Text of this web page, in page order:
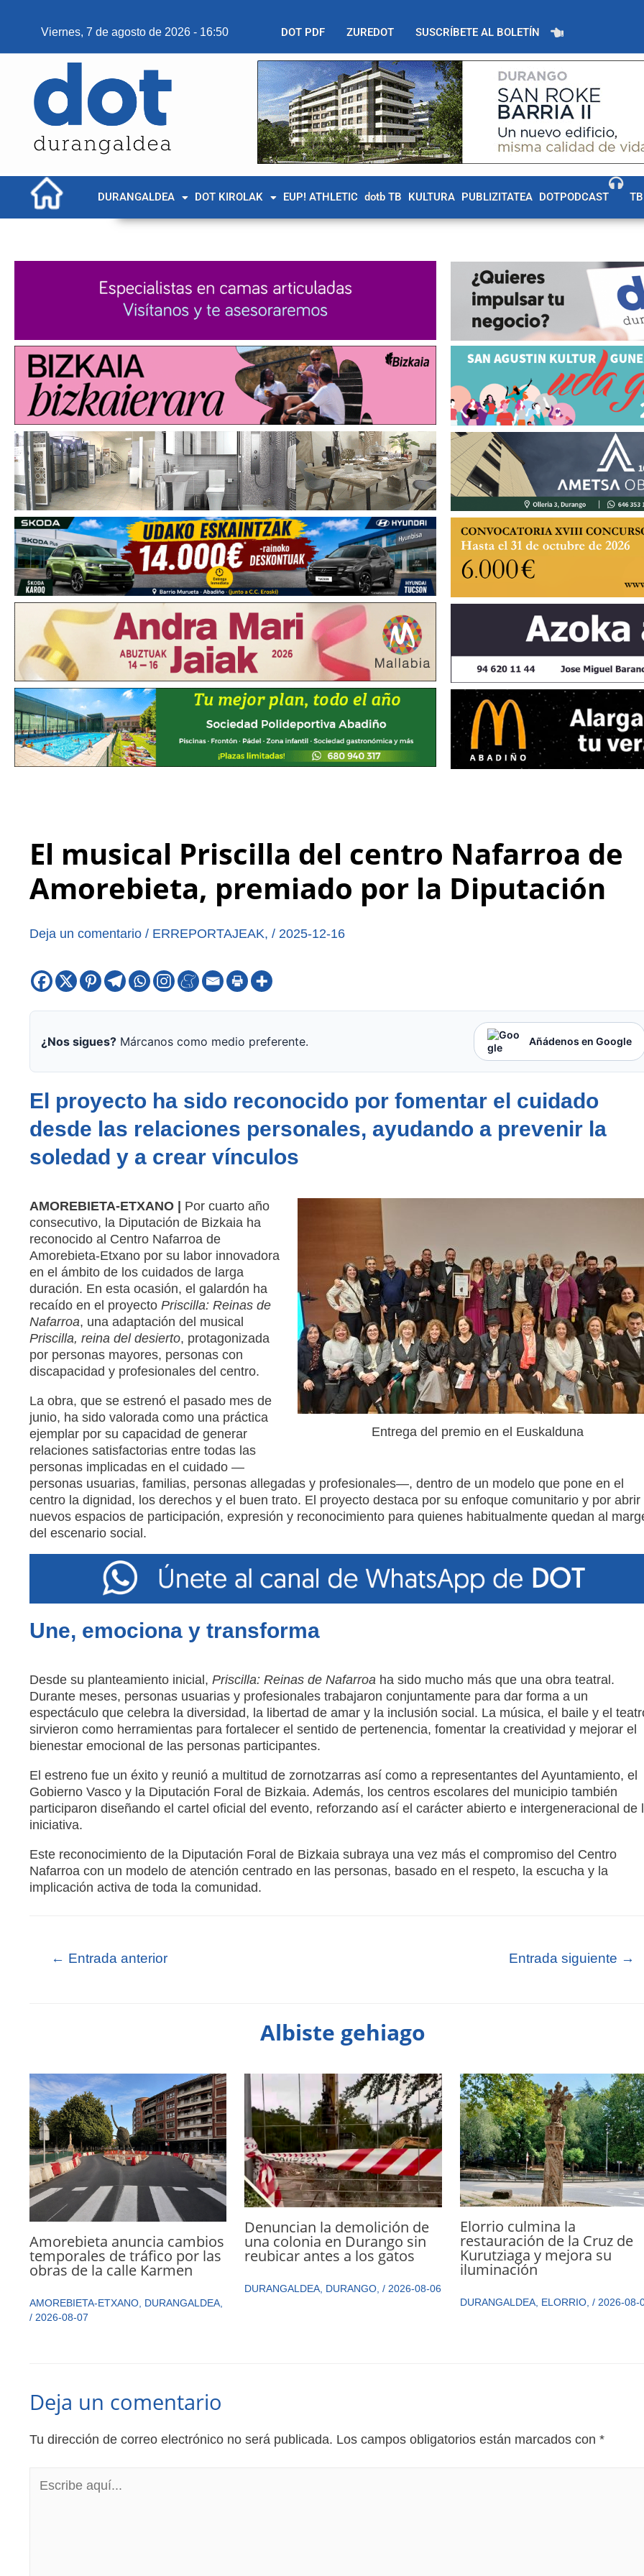
Viernes, 7 de agosto de 2026 - 16:50 DOT PDF ZUREDOT SUSCRÍBETE AL BOLETÍN
DURANGALDEA DOT KIROLAK EUP! ATHLETIC dotb TB KULTURA PUBLIZITATEA DOTPODCAST
El musical Priscilla del centro Nafarroa de
Amorebieta, premiado por la Diputación
Deja un comentario / ERREPORTAJEAK, / 2025-12-16
¿Nos sigues?Márcanos como medio preferente. Añádenos en Google
El proyecto ha sido reconocido por fomentar el cuidado
desde las relaciones personales, ayudando a prevenir la
soledad y a crear vínculos
Entrega del premio en el Euskalduna
AMOREBIETA-ETXANO | Por cuarto año
consecutivo, la Diputación de Bizkaia ha
reconocido al Centro Nafarroa de
Amorebieta-Etxano por su labor innovadora
en el ámbito de los cuidados de larga
duración. En esta ocasión, el galardón ha
recaído en el proyecto Priscilla: Reinas de
Nafarroa, una adaptación del musical
Priscilla, reina del desierto, protagonizada
por personas mayores, personas con
discapacidad y profesionales del centro.
La obra, que se estrenó el pasado mes de
junio, ha sido valorada como una práctica
ejemplar por su capacidad de generar
relaciones satisfactorias entre todas las
personas implicadas en el cuidado —
personas usuarias, familias, personas allegadas y profesionales—, dentro de un modelo que pone en el
centro la dignidad, los derechos y el buen trato. El proyecto destaca por su enfoque comunitario y por abrir
nuevos espacios de participación, expresión y reconocimiento para quienes habitualmente quedan al
del escenario social.
Une, emociona y transforma
Desde su planteamiento inicial, Priscilla: Reinas de Nafarroaha sido mucho más que una obra teatral.
Durante meses, personas usuarias y profesionales trabajaron conjuntamente para dar forma a un
espectáculo que celebra la diversidad, la libertad de amar y la inclusión social. La música, el baile y el
sirvieron como herramientas para fortalecer el sentido de pertenencia, fomentar la creatividad y mejorar el
bienestar emocional de las personas participantes.
El estreno fue un éxito y reunió a multitud de zornotzarras así como a representantes del Ayuntamiento, el
Gobierno Vasco y la Diputación Foral de Bizkaia. Además, los centros escolares del municipio también
participaron diseñando el cartel oficial del evento, reforzando así el carácter abierto e intergeneracional de
iniciativa.
Este reconocimiento de la Diputación Foral de Bizkaia subraya una vez más el compromiso del Centro
Nafarroa con un modelo de atención centrado en las personas, basado en el respeto, la escucha y la
implicación activa de toda la comunidad.
← Entrada anterior Entrada siguiente →
Albiste gehiago
Amorebieta anuncia cambios
temporales de tráfico por las
obras de la calle Karmen
AMOREBIETA-ETXANO, DURANGALDEA,
/ 2026-08-07
Denuncian la demolición de
una colonia en Durango sin
reubicar antes a los gatos
DURANGALDEA DURANGO ,/ 2026-08-06
Elorrio culmina la
restauración de la Cruz de
Kurutziaga y mejora su
iluminación
DURANGALDEA, ELORRIO, / 2026-08-
Deja un comentario
Tu dirección de correo electrónico no será publicada. Los campos obligatorios están marcados con *